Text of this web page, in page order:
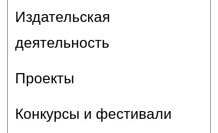
Издательская
деятельность
Проекты
Конкурсы и фестивали